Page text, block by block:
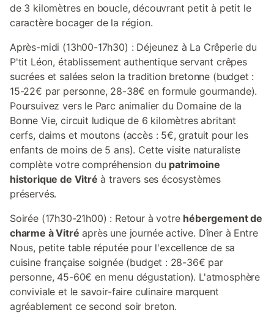
de 3 kilomètres en boucle, découvrant petit à petit le
caractère bocager de la région.
Après-midi (13h00-17h30) : Déjeunez à La Crêperie du
P'tit Léon, établissement authentique servant crêpes
sucrées et salées selon la tradition bretonne (budget :
15-22€ par personne, 28-38€ en formule gourmande).
Poursuivez vers le Parc animalier du Domaine de la
Bonne Vie, circuit ludique de 6 kilomètres abritant
cerfs, daims et moutons (accès : 5€, gratuit pour les
enfants de moins de 5 ans). Cette visite naturaliste
complète votre compréhension du patrimoine
historique de Vitré à travers ses écosystèmes
préservés.
Soirée (17h30-21h00) : Retour à votre hébergement de
charme à Vitré après une journée active. Dîner à Entre
Nous, petite table réputée pour l'excellence de sa
cuisine française soignée (budget : 28-36€ par
personne, 45-60€ en menu dégustation). L'atmosphère
conviviale et le savoir-faire culinaire marquent
agréablement ce second soir breton.